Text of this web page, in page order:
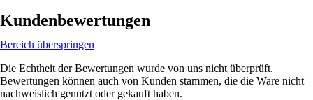
Kundenbewertungen
Bereich überspringen
Die Echtheit der Bewertungen wurde von uns nicht überprüft.
Bewertungen können auch von Kunden stammen, die die Ware nicht
nachweislich genutzt oder gekauft haben.